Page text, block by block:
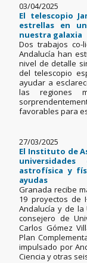
03/04/2025
El telescopio
estrellas en
nuestra galaxia
Dos trabajos
Andalucía han
nivel de detalle
del telescopio
ayudar a
las regiones
favorables para
27/03/2025
El Instituto de
astrofísica y
ayudas
Granada recibe
19 proyectos de
Andalucía y de la
consejero de
Carlos Gómez
Plan
impulsado por
Ciencia y otras